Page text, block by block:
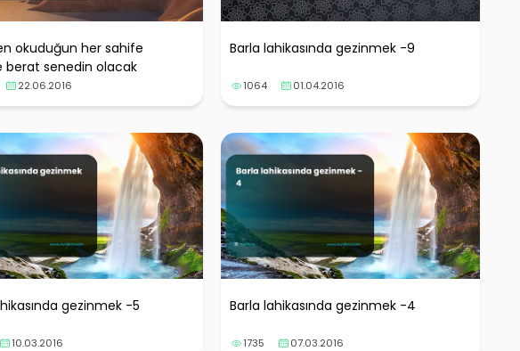
okuduğun her sahife
berat senedin olacak
22.06.2016
Barla lahikasında gezinmek -9
1064 01.04.2016
gezinmek -5
10.03.2016
Barla lahikasında gezinmek -4
1735 07.03.2016